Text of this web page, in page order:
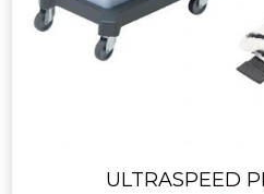
ULTRASPEED